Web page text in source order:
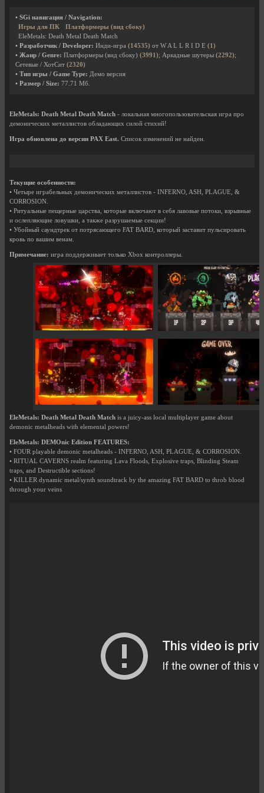
• SGi навигация / Navigation:
Игры для ПК
Платформеры (вид сбоку)
EleMetals: Death Metal Death Match
• Разработчик / Developer: Инди-игра (14535) от W A L L R I D E (1)
• Жанр / Genre: Платформеры (вид сбоку) (3991); Аркадные шутеры (2292);
Сетевые / ХотСит (2320)
• Тип игры / Game Type: Демо версия
• Размер / Size: 77.71 Мб.
EleMetals: Death Metal Death Match - локальная многопользовательская игра про
демонических металлистов обладающих силой стихий!
Игра обновлена до версии PAX East. Список изменений не найден.
Текущие особенности:
• Четыре играбельных демонических металлистов - INFERNO, ASH, PLAGUE, &
CORROSION.
• Ритуальные пещерные царства, которые включают в себя лавовые потоки, взрывные
и ослепляющие ловушки, а также разрушаемые секции!
• Убойный саундтрек от потрясающего FAT BARD, который заставит пульсировать
кровь по вашим венам.
Примечание: игра поддерживает только Xbox контроллеры.
EleMetals: Death Metal Death Match is a juicy-ass local multiplayer game about
demonic metalheads with elemental powers!
EleMetals: DEMOnic Edition FEATURES:
• FOUR playable demonic metalheads - INFERNO, ASH, PLAGUE, & CORROSION.
• RITUAL CAVERNS realm featuring Lava Floods, Explosive traps, Blinding Steam
traps, and Destructible sections!
• KILLER dynamic metal/synth soundtrack by the amazing FAT BARD to throb blood
through your veins